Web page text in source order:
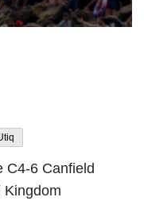
C4-6 Canfield
Kingdom